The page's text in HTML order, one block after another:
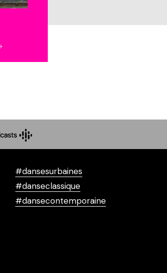
#dansesurbaines
#danseclassique
#dansecontemporaine